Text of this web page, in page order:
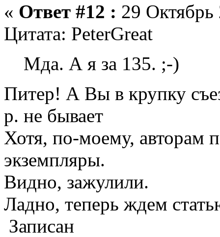
« Ответ #12 : 29
Цитата: PeterGreat
Мда. А я за 135. ;-)
Питер! А Вы в крупку
р. не бывает
Хотя, по-моему, авторам
экземпляры.
Видно, зажулили.
Ладно, теперь ждем
Записан